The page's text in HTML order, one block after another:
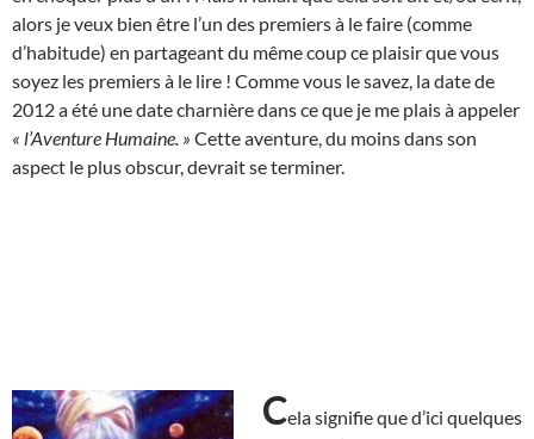
alors je veux bien être l’un des premiers à le faire (comme
d’habitude) en partageant du même coup ce plaisir que vous
soyez les premiers à le lire ! Comme vous le savez, la date de
2012 a été une date charnière dans ce que je me plais à appeler
« l’Aventure Humaine. » Cette aventure, du moins dans son
aspect le plus obscur, devrait se terminer.
Cela signifie que d’ici quelques